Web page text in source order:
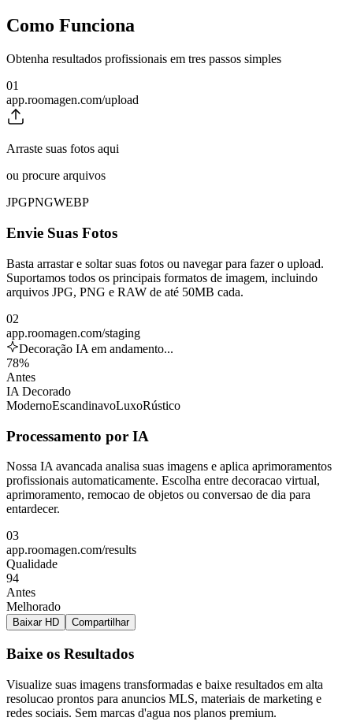
Como Funciona
Obtenha resultados profissionais em tres passos simples
01
app.roomagen.com/upload
Arraste suas fotos aqui
ou procure arquivos
JPGPNGWEBP
Envie Suas Fotos
Basta arrastar e soltar suas fotos ou navegar para fazer o upload.
Suportamos todos os principais formatos de imagem, incluindo
arquivos JPG, PNG e RAW de até 50MB cada.
02
app.roomagen.com/staging
Decoração IA em andamento...
78%
Antes
IA Decorado
ModernoEscandinavoLuxoRústico
Processamento por IA
Nossa IA avancada analisa suas imagens e aplica aprimoramentos
profissionais automaticamente. Escolha entre decoracao virtual,
aprimoramento, remocao de objetos ou conversao de dia para
entardecer.
03
app.roomagen.com/results
Qualidade
94
Antes
Melhorado
Baixar HD Compartilhar
Baixe os Resultados
Visualize suas imagens transformadas e baixe resultados em alta
resolucao prontos para anuncios MLS, materiais de marketing e
redes sociais. Sem marcas d'agua nos planos premium.